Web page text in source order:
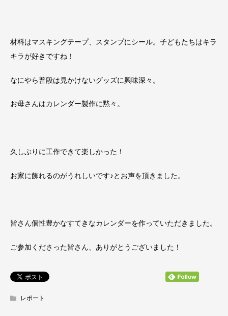
材料はマスキングテープ、スタンプにシール。子どもたちはキラ
キラが好きですね！
なにやら普段は見かけないグッズに興味深々。
お母さんはカレンダー製作に黙々。
久しぶりに工作できて楽しかった！
お家に飾れるのがうれしいです♪とお声を頂きました。
皆さん個性豊かなすてきなカレンダーを作っていただきました。
ご参加くださった皆さん、ありがとうございました！
レポート